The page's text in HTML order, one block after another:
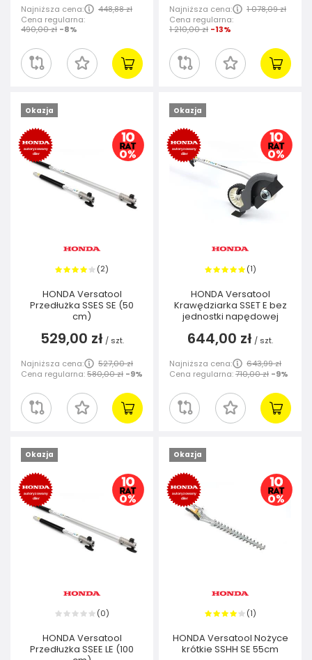
Najniższa cena:
448,88 zł
Cena regularna:
490,00 zł -8%
Najniższa cena:
1 078,09 zł
Cena regularna:
1 210,00 zł -13%
Okazja
(2)
HONDA Versatool
Przedłużka SSES SE (50
cm)
529,00 zł / szt.
Najniższa cena:
527,00 zł
Cena regularna:580,00 zł -9%
Okazja
(1)
HONDA Versatool
Krawędziarka SSET E bez
jednostki napędowej
644,00 zł / szt.
Najniższa cena:
643,99 zł
Cena regularna:710,00 zł -9%
Okazja
(0)
HONDA Versatool
Przedłużka SSEE LE (100
Okazja
(1)
HONDA Versatool Nożyce
krótkie SSHH SE 55cm